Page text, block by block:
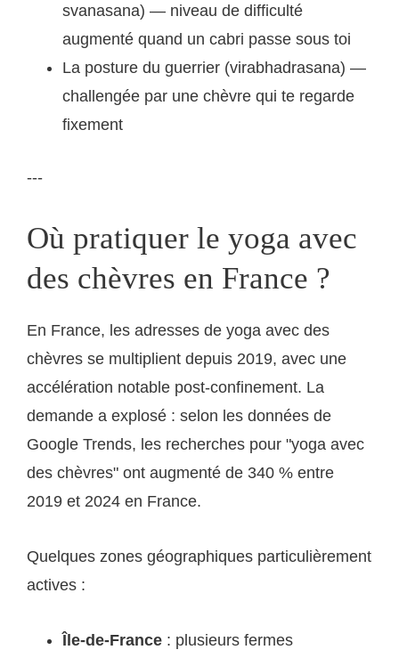
svanasana) — niveau de difficulté
augmenté quand un cabri passe sous toi
La posture du guerrier (virabhadrasana) —
challengée par une chèvre qui te regarde
fixement
---
Où pratiquer le yoga avec
des chèvres en France ?
En France, les adresses de yoga avec des
chèvres se multiplient depuis 2019, avec une
accélération notable post-confinement. La
demande a explosé : selon les données de
Google Trends, les recherches pour "yoga avec
des chèvres" ont augmenté de 340 % entre
2019 et 2024 en France.
Quelques zones géographiques particulièrement
actives :
Île-de-France : plusieurs fermes